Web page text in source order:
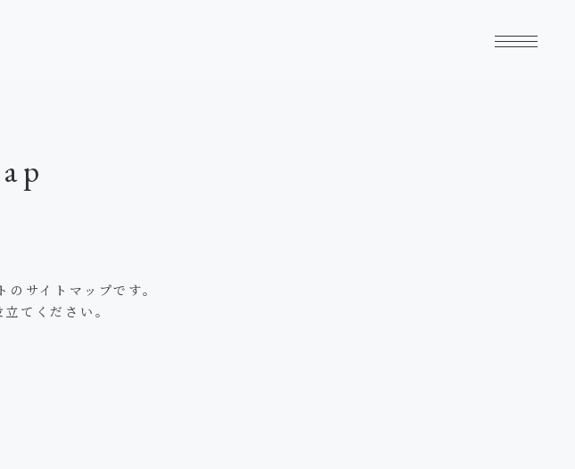
サイトマップです。
てください。